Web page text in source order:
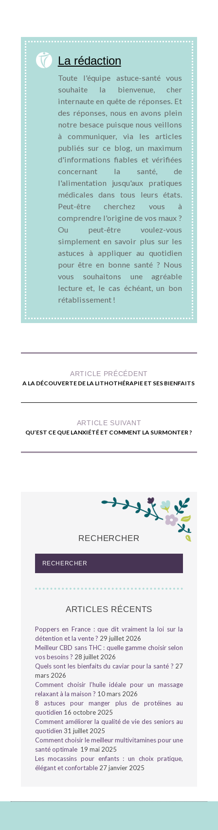
La rédaction
Toute l'équipe astuce-santé vous
souhaite la bienvenue, cher
internaute en quête de réponses. Et
des réponses, nous en avons plein
notre besace puisque nous veillons
à communiquer, via les articles
publiés sur ce blog, un maximum
d'informations fiables et vérifiées
concernant la santé, de
l'alimentation jusqu'aux pratiques
médicales dans tous leurs états.
Peut-être cherchez vous à
comprendre l'origine de vos maux ?
Ou peut-être voulez-vous
simplement en savoir plus sur les
astuces à appliquer au quotidien
pour être en bonne santé ? Nous
vous souhaitons une agréable
lecture et, le cas échéant, un bon
rétablissement !
ARTICLE PRÉCÉDENT
A LA DÉCOUVERTE DE LA LITHOTHÉRAPIE ET SES BIENFAITS
ARTICLE SUIVANT
QU’EST CE QUE LANXIÉTÉ ET COMMENT LA SURMONTER ?
RECHERCHER
ARTICLES RÉCENTS
Poppers en France : que dit vraiment la loi sur la
détention et la vente ? 29 juillet 2026
Meilleur CBD sans THC : quelle gamme choisir selon
vos besoins ? 28 juillet 2026
Quels sont les bienfaits du caviar pour la santé ? 27
mars 2026
Comment choisir l’huile idéale pour un massage
relaxant à la maison ? 10 mars 2026
8 astuces pour manger plus de protéines au
quotidien 16 octobre 2025
Comment améliorer la qualité de vie des seniors au
quotidien 31 juillet 2025
Comment choisir le meilleur multivitamines pour une
santé optimale 19 mai 2025
Les mocassins pour enfants : un choix pratique,
élégant et confortable 27 janvier 2025